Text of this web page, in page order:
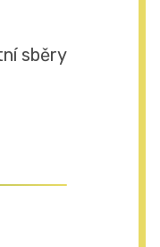
sběry